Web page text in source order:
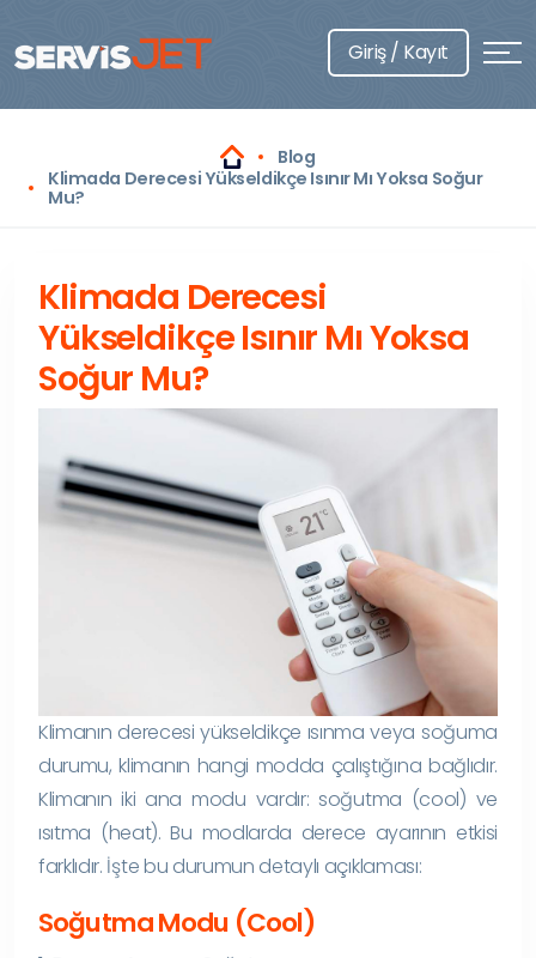
Giriş / Kayıt
Blog
Klimada Derecesi Yükseldikçe Isınır Mı Yoksa Soğur
Mu?
Klimada Derecesi
Yükseldikçe Isınır Mı Yoksa
Soğur Mu?
Klimanın derecesi yükseldikçe ısınma veya soğuma
durumu, klimanın hangi modda çalıştığına bağlıdır.
Klimanın iki ana modu vardır: soğutma (cool) ve
ısıtma (heat). Bu modlarda derece ayarının etkisi
farklıdır. İşte bu durumun detaylı açıklaması:
Soğutma Modu (Cool)